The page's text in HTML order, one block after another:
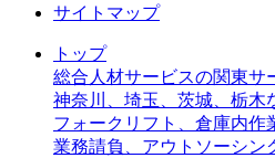
サイトマップ
トップ
総合人材サービスの関東サ
神奈川、埼玉、茨城、栃木
フォークリフト、倉庫内作
業務請負、アウトソーシン